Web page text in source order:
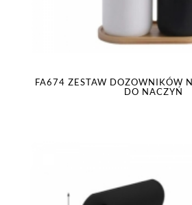
FA674 ZESTAW DOZOWNIKÓW
DO NACZYŃ